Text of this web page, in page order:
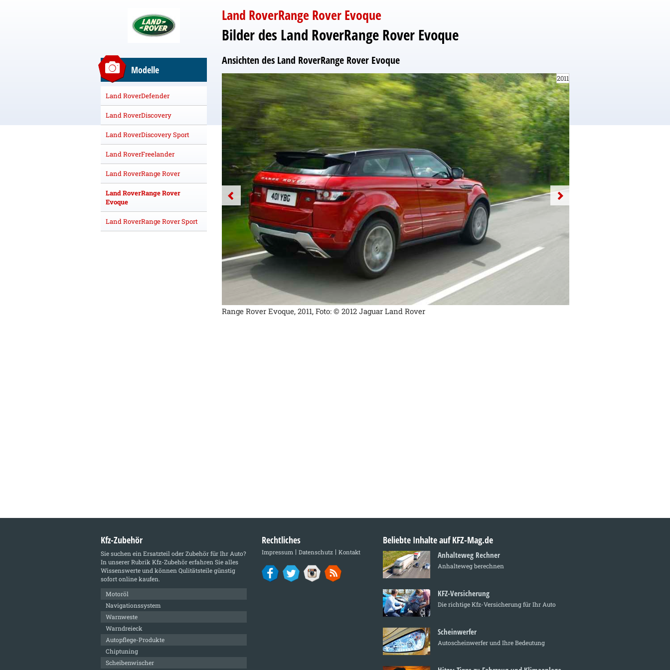
Land RoverRange Rover Evoque
Bilder des Land RoverRange Rover Evoque
Ansichten des Land RoverRange Rover Evoque
2011
Range Rover Evoque, 2011, Foto: © 2012 Jaguar Land Rover
Modelle
Land RoverDefender
Land RoverDiscovery
Land RoverDiscovery Sport
Land RoverFreelander
Land RoverRange Rover
Land RoverRange Rover
Evoque
Land RoverRange Rover Sport
Kfz-Zubehör
Sie suchen ein Ersatzteil oder Zubehör für Ihr Auto?
In unserer Rubrik Kfz-Zubehörerfahren Sie alles
Wissenswerte und können Qulitätsteile günstig
sofort online kaufen.
Motoröl
Navigationssystem
Warnweste
Warndreieck
Autopflege-Produkte
Chiptuning
Scheibenwischer
Rechtliches
Impressum Datenschutz Kontakt
Beliebte Inhalte auf KFZ-Mag.de
Anhalteweg Rechner
Anhalteweg berechnen
KFZ-Versicherung
Die richtige Kfz-Versicherung für Ihr Auto
Scheinwerfer
Autoscheinwerfer und Ihre Bedeutung